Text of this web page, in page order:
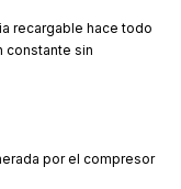
recargable hace todo
constante sin
por el compresor